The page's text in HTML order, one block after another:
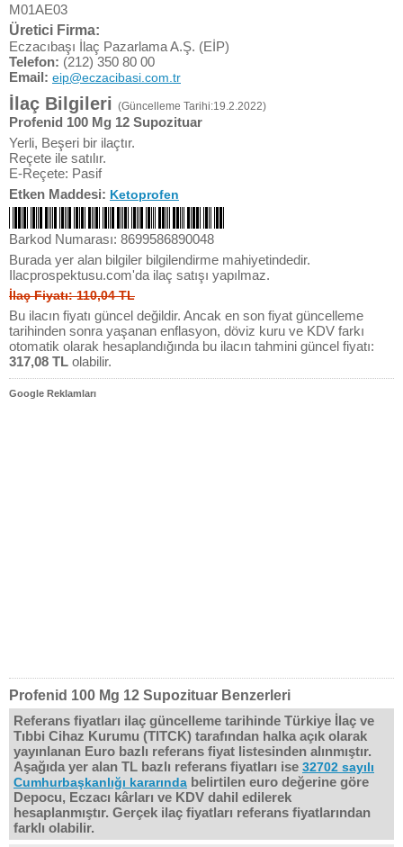
M01AE03
Üretici Firma:
Eczacıbaşı İlaç Pazarlama A.Ş. (EİP)
Telefon: (212) 350 80 00
Email: eip@eczacibasi.com.tr
İlaç Bilgileri (Güncelleme Tarihi:19.2.2022)
Profenid 100 Mg 12 Supozituar
Yerli, Beşeri bir ilaçtır.
Reçete ile satılır.
E-Reçete: Pasif
Etken Maddesi: Ketoprofen
Barkod Numarası: 8699586890048
Burada yer alan bilgiler bilgilendirme mahiyetindedir.
Ilacprospektusu.com'da ilaç satışı yapılmaz.
İlaç Fiyatı: 110,04 TL
Bu ilacın fiyatı güncel değildir. Ancak en son fiyat güncelleme
tarihinden sonra yaşanan enflasyon, döviz kuru ve KDV farkı
otomatik olarak hesaplandığında bu ilacın tahmini güncel fiyatı:
317,08 TL olabilir.
Google Reklamları
Profenid 100 Mg 12 Supozituar Benzerleri
Referans fiyatları ilaç güncelleme tarihinde Türkiye İlaç ve
Tıbbi Cihaz Kurumu (TITCK) tarafından halka açık olarak
yayınlanan Euro bazlı referans fiyat listesinden alınmıştır.
Aşağıda yer alan TL bazlı referans fiyatları ise 32702 sayılı
Cumhurbaşkanlığı kararında belirtilen euro değerine göre
Depocu, Eczacı kârları ve KDV dahil edilerek
hesaplanmıştır. Gerçek ilaç fiyatları referans fiyatlarından
farklı olabilir.